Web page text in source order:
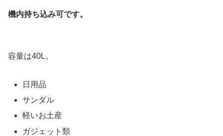
機内持ち込み可です。
容量は40L。
日用品
サンダル
軽いお土産
ガジェット類